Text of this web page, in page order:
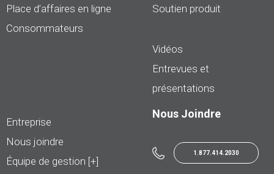
Place d’affaires en ligne
Consommateurs
Soutien produit
Vidéos
Entrevues et
présentations
Entreprise
Nous joindre
Équipe de gestion [+]
Nous Joindre
1.877.414.2030